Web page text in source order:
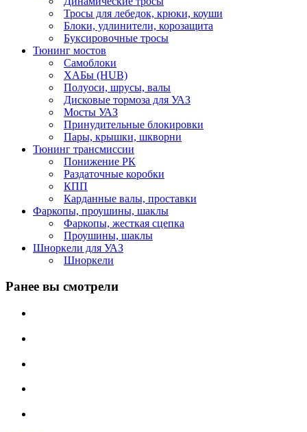
Тросы для лебедок, крюки, коуши
Блоки, удлинители, корозащита
Буксировочные тросы
Тюнинг мостов
Самоблоки
ХАБы (HUB)
Полуоси, шрусы, валы
Дисковые тормоза для УАЗ
Мосты УАЗ
Принудительные блокировки
Пары, крышки, шкворни
Тюнинг трансмиссии
Понижение РК
Раздаточные коробки
КПП
Карданные валы, проставки
Фаркопы, проушины, шаклы
Фаркопы, жесткая сцепка
Проушины, шаклы
Шноркели для УАЗ
Шноркели
Ранее вы смотрели